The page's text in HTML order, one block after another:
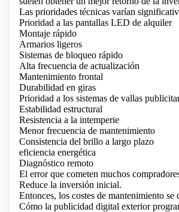
Las prioridades técnicas varían
Prioridad a las pantallas LED de alquiler
Montaje rápido
Armarios ligeros
Sistemas de bloqueo rápido
Alta frecuencia de actualización
Mantenimiento frontal
Durabilidad en giras
Prioridad a los sistemas de vallas
Estabilidad estructural
Resistencia a la intemperie
Menor frecuencia de mantenimiento
Consistencia del brillo a largo plazo
eficiencia energética
Diagnóstico remoto
El error que cometen muchos
Reduce la inversión inicial.
Entonces, los costes de mantenimiento se
Cómo la publicidad digital exterior